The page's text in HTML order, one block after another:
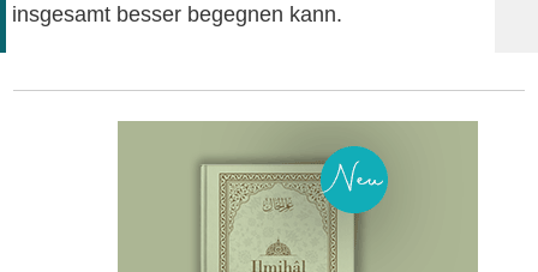
insgesamt besser begegnen kann.